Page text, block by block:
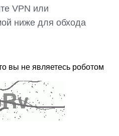
VPN или
ниже для обхода
вы не являетесь роботом